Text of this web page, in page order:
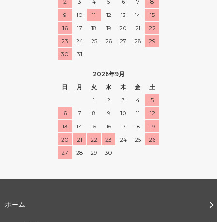
2
3 4 5 6 7
8
9
10 11 12 13 14
15
16
17 18 19 20 21
22
23
24 25 26 27 28
29
30
31
2026年9月
日
月 火 水 木 金
土
1
2 3 4
5
6
7 8 9 10 11
12
13
14 15 16 17 18
19
20
21 22 23 24 25
26
27
28 29 30
ホーム